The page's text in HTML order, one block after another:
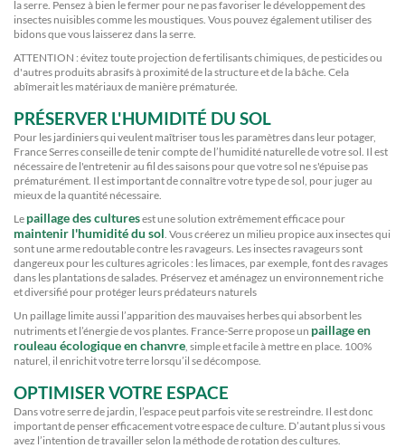
la serre. Pensez à bien le fermer pour ne pas favoriser le développement des
insectes nuisibles comme les moustiques. Vous pouvez également utiliser des
bidons que vous laisserez dans la serre.
ATTENTION : évitez toute projection de fertilisants chimiques, de pesticides ou
d'autres produits abrasifs à proximité de la structure et de la bâche. Cela
abîmerait les matériaux de manière prématurée.
PRÉSERVER L'HUMIDITÉ DU SOL
Pour les jardiniers qui veulent maîtriser tous les paramètres dans leur potager,
France Serres conseille de tenir compte de l’humidité naturelle de votre sol. Il est
nécessaire de l'entretenir au fil des saisons pour que votre sol ne s'épuise pas
prématurément. Il est important de connaître votre type de sol, pour juger au
mieux de la quantité nécessaire.
Le paillage des culturesest une solution extrêmement efficace pour
maintenir l'humidité du sol. Vous créerez un milieu propice aux insectes qui
sont une arme redoutable contre les ravageurs. Les insectes ravageurs sont
dangereux pour les cultures agricoles : les limaces, par exemple, font des ravages
dans les plantations de salades. Préservez et aménagez un environnement riche
et diversifié pour protéger leurs prédateurs naturels
Un paillage limite aussi l’apparition des mauvaises herbes qui absorbent les
nutriments et l’énergie de vos plantes. France-Serre propose un paillage en
rouleau écologique en chanvre , simple et facile à mettre en place. 100%
naturel, il enrichit votre terre lorsqu’il se décompose.
OPTIMISER VOTRE ESPACE
Dans votre serre de jardin, l’espace peut parfois vite se restreindre. Il est donc
important de penser efficacement votre espace de culture. D’autant plus si vous
avez l’intention de travailler selon la méthode de rotation des cultures.